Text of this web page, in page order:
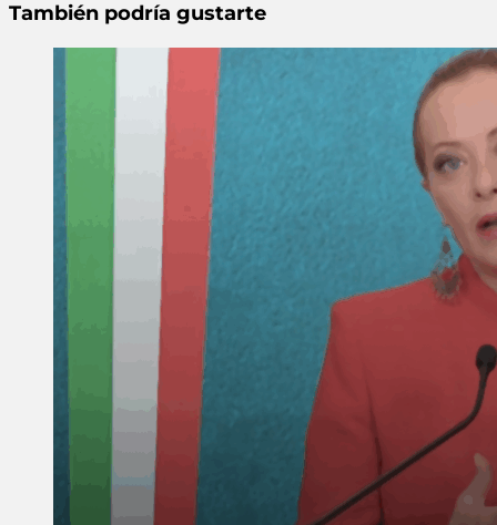
También podría gustarte